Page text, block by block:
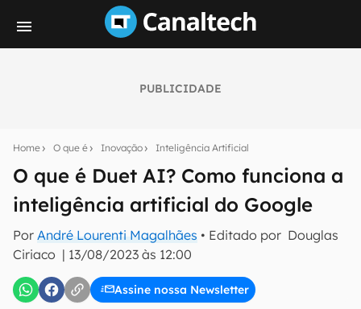
PUBLICIDADE
Home O que é Inovação Inteligência Artificial
O que é Duet AI? Como funciona a
inteligência artificial do Google
Por André Lourenti Magalhães • Editado por Douglas
Ciriaco | 13/08/2023 às 12:00
Assine nossa Newsletter
notícias e reviews sobre tecnologia em primeira
E-mail